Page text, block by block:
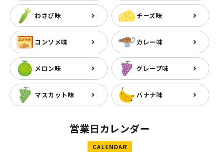
わさび味 チーズ味
コンソメ味 カレー味
メロン味 グレープ味
マスカット味 バナナ味
営業日カレンダー
CALENDAR